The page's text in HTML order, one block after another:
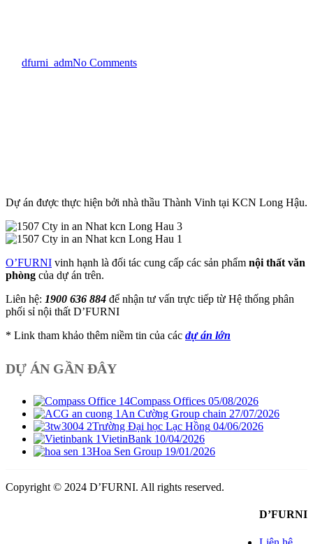
dfurni_admNo Comments
Dự án được thực hiện bởi nhà thầu Thành Vinh tại KCN Long Hậu.
O’FURNI vinh hạnh là đối tác cung cấp các sản phẩm nội thất văn
phòng của dự án trên.
Liên hệ: 1900 636 884 để nhận tư vấn trực tiếp từ Hệ thống phân
phối sỉ nội thất D’FURNI
* Link tham khảo thêm niềm tin của các dự án lớn
DỰ ÁN GẦN ĐÂY
Compass Offices 05/08/2026
An Cường Group chain 27/07/2026
Trường Đại học Lạc Hồng 04/06/2026
VietinBank 10/04/2026
Hoa Sen Group 19/01/2026
Copyright © 2024 D’FURNI. All rights reserved.
D’FURNI